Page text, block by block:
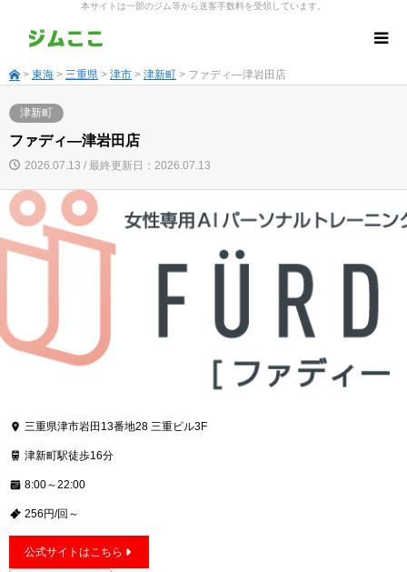
本サイトは一部のジム等から送客手数料を受領しています。
> 東海 > 三重県 > 津市 > 津新町 > ファディ―津岩田店
津新町
ファディ―津岩田店
2026.07.13 / 最終更新日：2026.07.13
三重県津市岩田13番地28 三重ビル3F
津新町駅徒歩16分
8:00～22:00
256円/回～
公式サイトはこちら